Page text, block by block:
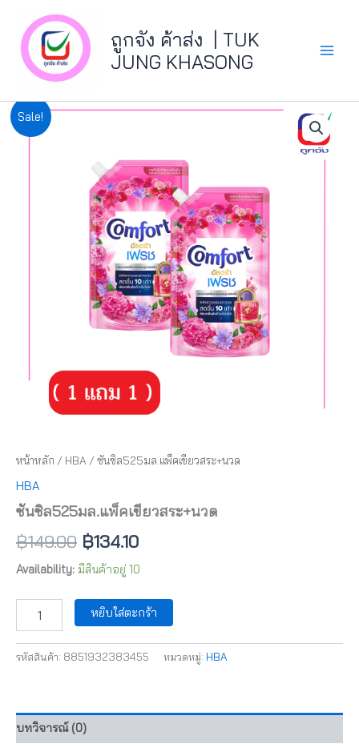
content
ถูกจัง ค้าส่ง | TUK
JUNG KHASONG
Menu
Sale!
หน้าหลัก / HBA / ซันซิล525มล.แพ็คเขียวสระ+นวด
HBA
ซันซิล525มล.แพ็คเขียวสระ+นวด
฿149.00
Original
was:
฿149.00.
฿134.10
Current
is:
฿134.10.
Availability: มีสินค้าอยู่ 10
จำนวน
ซัน
ซิล525มล.แพ็ค
หยิบใส่ตะกร้า
รหัสสินค้า: 8851932383455 หมวดหมู่: HBA
บทวิจารณ์ (0)